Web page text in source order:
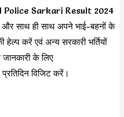
Police Sarkari Result 2024
और साथ ही साथ अपने भाई-बहनों के
करें एवं अन्य सरकारी भर्तियों
के लिए
विजिट करें।